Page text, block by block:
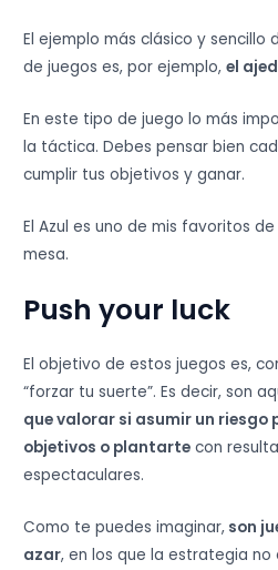
El ejemplo más clásico y
de juegos es, por ejemplo,el
En este tipo de juego lo más
la táctica. Debes pensar bien
cumplir tus objetivos y ganar.
El Azul es uno de mis favoritos
mesa.
Push your luck
El objetivo de estos juegos es,
“forzar tu suerte”. Es decir, son
que valorar si asumir un riesgo
objetivos o plantarte con
espectaculares.
Como te puedes imaginar, son
azar, en los que la estrategia